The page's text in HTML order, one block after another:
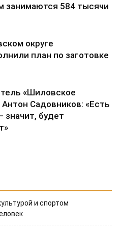
занимаются 584 тысячи
округе
план по заготовке
«Шиловское
Садовников: «Есть
значит, будет
и спортом